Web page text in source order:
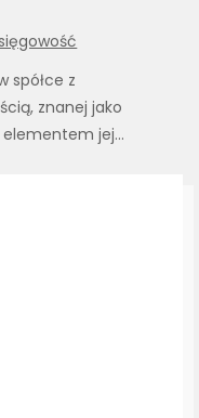
spółce z
znanej jako
elementem jej…